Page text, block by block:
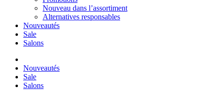
Nouveau dans l’assortiment
Alternatives responsables
Nouveautés
Sale
Salons
Nouveautés
Sale
Salons